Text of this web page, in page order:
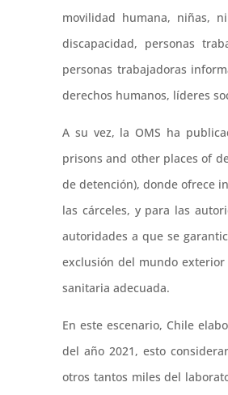
movilidad humana, niñas,
discapacidad, personas
personas trabajadoras
derechos humanos, líderes
A su vez, la OMS ha
prisons and other places of
de detención), donde ofrece
las cárceles, y para las
autoridades a que se
exclusión del mundo
sanitaria adecuada.
En este escenario, Chile
del año 2021, esto
otros tantos miles del